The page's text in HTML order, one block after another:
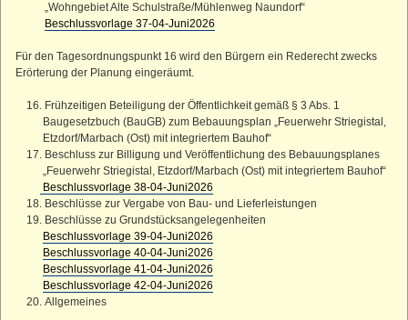
„Wohngebiet Alte Schulstraße/Mühlenweg Naundorf“
Beschlussvorlage 37-04-Juni2026
Für den Tagesordnungspunkt 16 wird den Bürgern ein Rederecht zwecks
Erörterung der Planung eingeräumt.
16. Frühzeitigen Beteiligung der Öffentlichkeit gemäß § 3 Abs. 1
Baugesetzbuch (BauGB) zum Bebauungsplan „Feuerwehr Striegistal,
Etzdorf/Marbach (Ost) mit integriertem Bauhof“
17. Beschluss zur Billigung und Veröffentlichung des Bebauungsplanes
„Feuerwehr Striegistal, Etzdorf/Marbach (Ost) mit integriertem Bauhof“
Beschlussvorlage 38-04-Juni2026
18. Beschlüsse zur Vergabe von Bau- und Lieferleistungen
19. Beschlüsse zu Grundstücksangelegenheiten
Beschlussvorlage 39-04-Juni2026
Beschlussvorlage 40-04-Juni2026
Beschlussvorlage 41-04-Juni2026
Beschlussvorlage 42-04-Juni2026
20. Allgemeines